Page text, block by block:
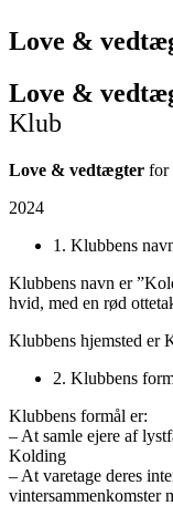
Love &
Love &
Klub
Love & vedtægter for
2024
1. Klubbens
Klubbens navn er
hvid, med en rød
Klubbens hjemsted er
2. Klubbens
Klubbens formål er:
– At samle ejere af
Kolding
– At varetage deres
vintersammenkomster